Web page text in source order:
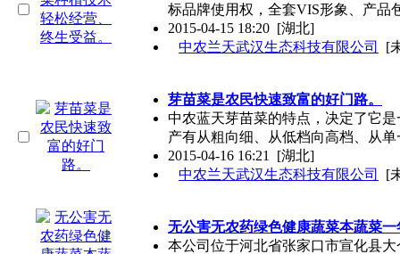
标品牌使用权，全套VIS形象、产品
2015-04-15 18:20 [湖北]
中农兰天武汉生态科技有限公司
[
芽苗菜是农民快速致富的好门路。
中农蓝天芽苗菜的特点，决定了它
产有从粗向细、从低档向高档、从单
2015-04-16 16:21 [湖北]
中农兰天武汉生态科技有限公司
[
无公害无农药绿色健康蔬菜本蔬菜
本公司位于河北省张家口市宣化县